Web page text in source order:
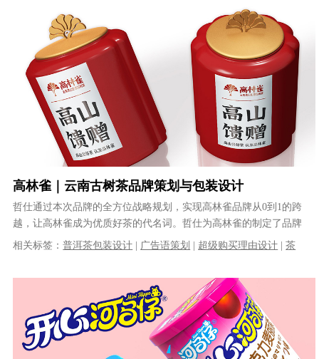
高林雀｜云南古树茶品牌策划与包装设计
哲仕通过本次品牌的全方位战略规划，实现高林雀品牌从0到1的跨
越，让高林雀成为优质好茶的代名词。哲仕为高林雀的制定了品牌
顶层设计：1、品牌名称设计:高林......
相关标签：普洱茶包装设计 广告语策划 超级购买理由设计 |茶